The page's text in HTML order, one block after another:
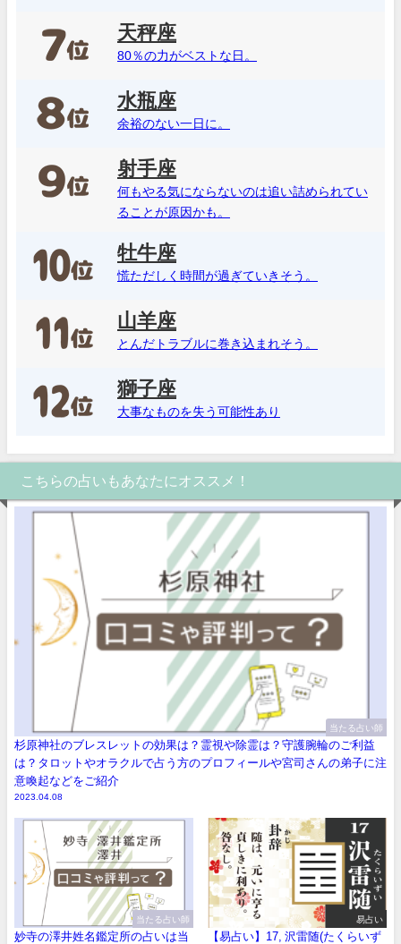
天秤座
80％の力がベストな日。
水瓶座
余裕のない一日に。
射手座
何もやる気にならないのは追い詰められてい
ることが原因かも。
牡牛座
慌ただしく時間が過ぎていきそう。
山羊座
とんだトラブルに巻き込まれそう。
獅子座
大事なものを失う可能性あり
こちらの占いもあなたにオススメ！
当たる占い師
杉原神社のブレスレットの効果は？霊視や除霊は？守護腕輪のご利益
は？タロットやオラクルで占う方のプロフィールや宮司さんの弟子に注
意喚起などをご紹介
2023.04.08
当たる占い師
妙寺の澤井姓名鑑定所の占いは当
易占い
【易占い】17, 沢雷随(たくらいず